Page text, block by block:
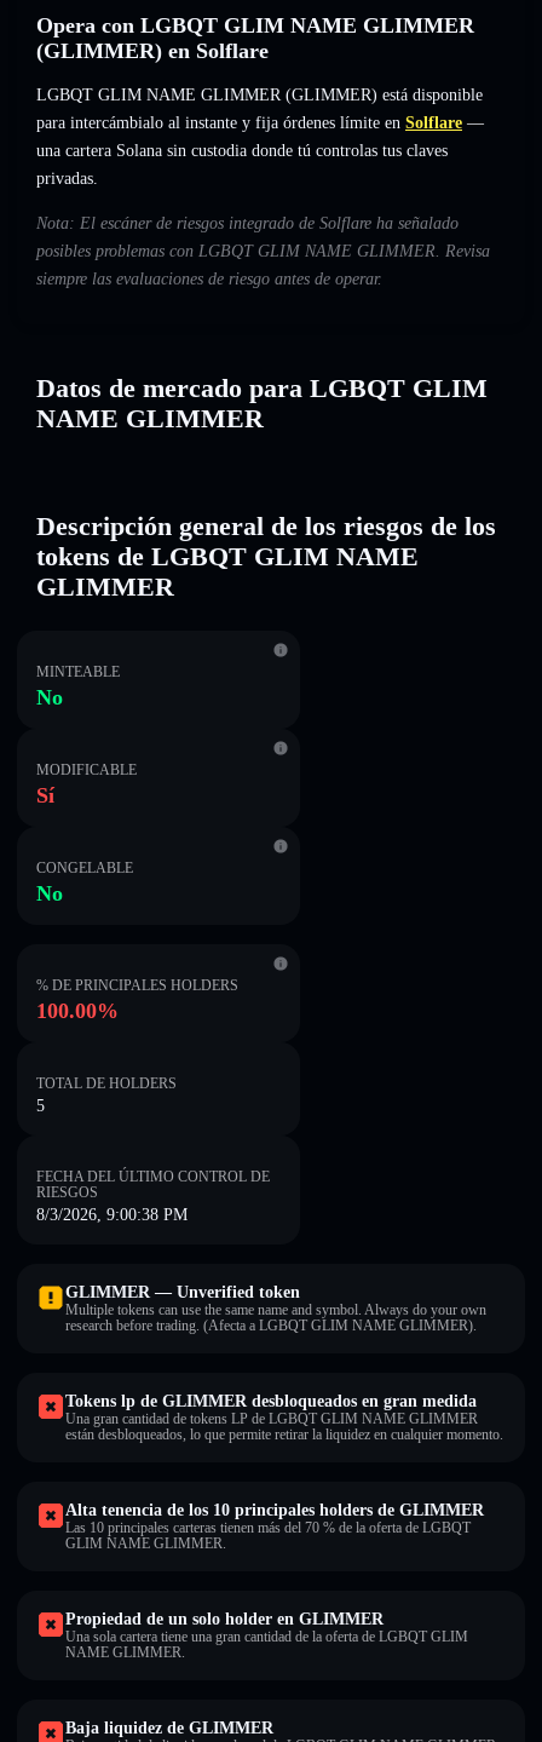
Opera con LGBQT GLIM NAME GLIMMER
(GLIMMER) en Solflare
LGBQT GLIM NAME GLIMMER (GLIMMER) está disponible
para intercámbialo al instante y fija órdenes límite en Solflare —
una cartera Solana sin custodia donde tú controlas tus claves
privadas.
Nota: El escáner de riesgos integrado de Solflare ha señalado
posibles problemas con LGBQT GLIM NAME GLIMMER. Revisa
siempre las evaluaciones de riesgo antes de operar.
Datos de mercado para LGBQT GLIM
NAME GLIMMER
Descripción general de los riesgos de los
tokens de LGBQT GLIM NAME
GLIMMER
MINTEABLE
No
MODIFICABLE
Sí
CONGELABLE
No
% DE PRINCIPALES HOLDERS
100.00%
TOTAL DE HOLDERS
5
FECHA DEL ÚLTIMO CONTROL DE
RIESGOS
8/3/2026, 9:00:38 PM
GLIMMER — Unverified token
Multiple tokens can use the same name and symbol. Always do your own
research before trading. (Afecta a LGBQT GLIM NAME GLIMMER).
Tokens lp de GLIMMER desbloqueados en gran medida
Una gran cantidad de tokens LP de LGBQT GLIM NAME GLIMMER
están desbloqueados, lo que permite retirar la liquidez en cualquier momento.
Alta tenencia de los 10 principales holders de GLIMMER
Las 10 principales carteras tienen más del 70 % de la oferta de LGBQT
GLIM NAME GLIMMER.
Propiedad de un solo holder en GLIMMER
Una sola cartera tiene una gran cantidad de la oferta de LGBQT GLIM
NAME GLIMMER.
Baja liquidez de GLIMMER